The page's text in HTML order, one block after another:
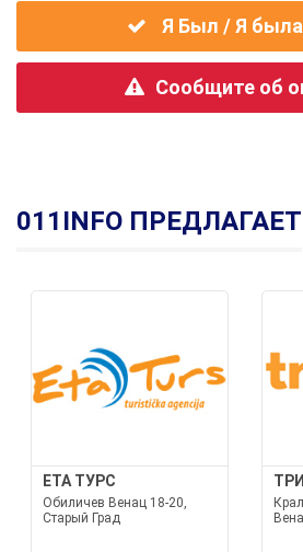
Я Был / Я
Сообщите об
011INFO ПРЕДЛАГАЕТ
ETA ТУРС
Обиличев Венац 18-20,
Старый Град